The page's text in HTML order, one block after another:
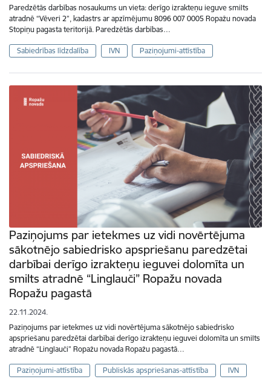
Paredzētās darbības nosaukums un vieta: derīgo izrakteņu ieguve smilts
atradnē “Vēveri 2”, kadastrs ar apzīmējumu 8096 007 0005 Ropažu novada
Stopiņu pagasta teritorijā. Paredzētās darbības…
Sabiedrības līdzdalība IVN Paziņojumi-attīstība
Paziņojums par ietekmes uz vidi novērtējuma
sākotnējo sabiedrisko apspriešanu paredzētai
darbībai derīgo izrakteņu ieguvei dolomīta un
smilts atradnē “Linglauči” Ropažu novada
Ropažu pagastā
22.11.2024.
Paziņojums par ietekmes uz vidi novērtējuma sākotnējo sabiedrisko
apspriešanu paredzētai darbībai derīgo izrakteņu ieguvei dolomīta un smilts
atradnē “Linglauči” Ropažu novada Ropažu pagastā…
Paziņojumi-attīstība Publiskās apspriešanas-attīstība IVN